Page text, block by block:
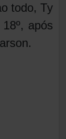
todo, Ty
após